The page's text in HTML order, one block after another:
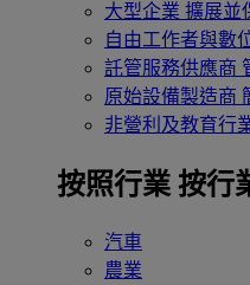
大型企業 擴展並
自由工作者與數
託管服務供應商
原始設備製造商
非營利及教育行
按照行業 按行
汽車
農業